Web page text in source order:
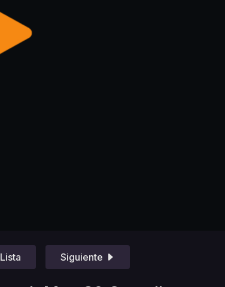
Lista Siguiente